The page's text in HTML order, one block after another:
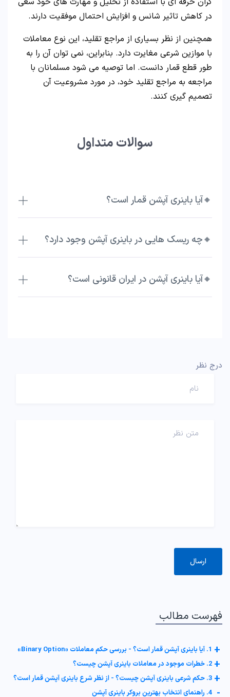
در کاهش تاثیر شانس و افزایش احتمال موفقیت دارند.
همچنین از نظر بسیاری از مراجع تقلید، این نوع معاملات
با موازین شرعی مغایرت دارد. بنابراین، نمی توان آن را به
طور قطع قمار دانست. اما توصیه می شود مسلمانان با
مراجعه به مراجع تقلید خود، در مورد مشروعیت آن
تصمیم گیری کنند.
سوالات متداول
🔸آیا باینری آپشن قمار است؟
🔸چه ریسک هایی در باینری آپشن وجود دارد؟
🔸آیا باینری آپشن در ایران قانونی است؟
درج نظر
فهرست مطالب
1. آیا باینری آپشن قمار است؟ - بررسی حکم معاملات «Binary Option» +
2. خطرات موجود در معاملات باینری آپشن چیست؟ +
3. حکم شرعی باینری آپشن چیست؟ - از نظر شرع باینری آپشن قمار است؟ +
4. راهنمای انتخاب بهترین بروکر باینری آپشن -